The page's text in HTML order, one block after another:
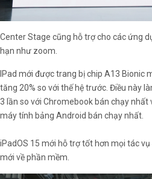
Center Stage cũng hỗ trợ cho các ứng
hạn như zoom.
IPad mới được trang bị chip A13 Bionic
tăng 20% so với thế hệ trước. Điều này
3 lần so với Chromebook bán chạy nhất
máy tính bảng Android bán chạy nhất.
iPadOS 15 mới hỗ trợ tốt hơn mọi tác
mới về phần mềm.